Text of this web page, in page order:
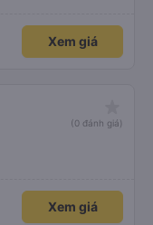
Xem giá
(0 đánh giá)
Xem giá